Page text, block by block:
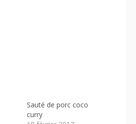
Sauté de porc coco
curry